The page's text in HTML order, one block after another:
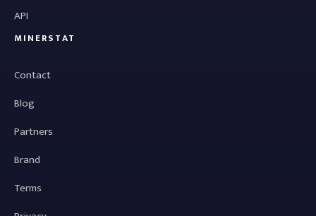
API
MINERSTAT
Contact
Blog
Partners
Brand
Terms